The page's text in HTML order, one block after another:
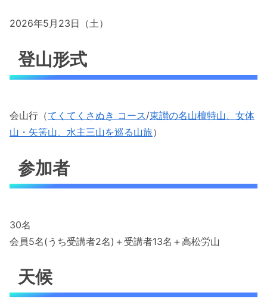
2026年5月23日（土）
登山形式
会山行（てくてくさぬき コース/東讃の名山檀特山、女体
山・矢筈山、水主三山を巡る山旅）
参加者
30名
会員5名(うち受講者2名)＋受講者13名＋高松労山
天候